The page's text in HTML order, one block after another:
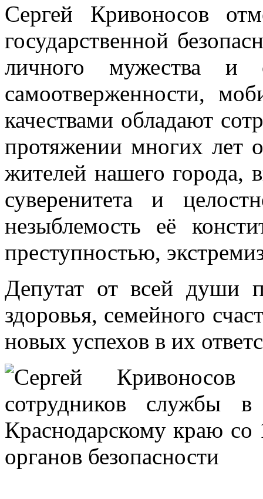
Сергей Кривоносов
государственной
личного мужества и
самоотверженности,
качествами обладают
протяжении многих лет
жителей нашего города,
суверенитета и
незыблемость её
преступностью,
Депутат от всей души
здоровья, семейного
новых успехов в их